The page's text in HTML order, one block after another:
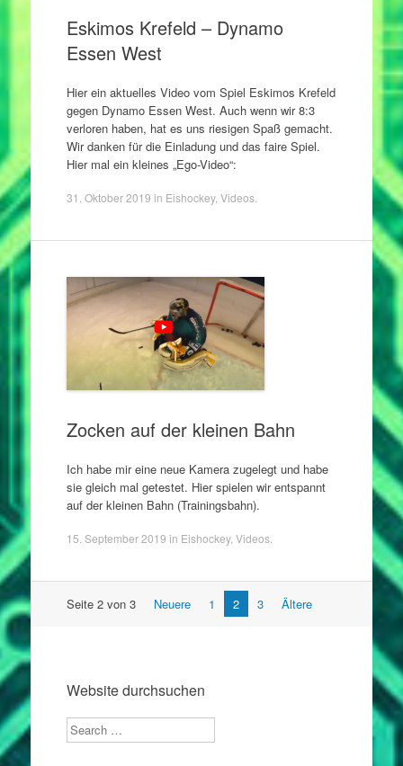
Eskimos Krefeld – Dynamo
Essen West
Hier ein aktuelles Video vom Spiel Eskimos Krefeld
gegen Dynamo Essen West. Auch wenn wir 8:3
verloren haben, hat es uns riesigen Spaß gemacht.
Wir danken für die Einladung und das faire Spiel.
Hier mal ein kleines „Ego-Video“:
31. Oktober 2019 in Eishockey, Videos.
Zocken auf der kleinen Bahn
Ich habe mir eine neue Kamera zugelegt und habe
sie gleich mal getestet. Hier spielen wir entspannt
auf der kleinen Bahn (Trainingsbahn).
15. September 2019 in Eishockey, Videos.
Artikel
Seite 2 von 3 Neuere 1 2 3 Ältere
Website durchsuchen
Search